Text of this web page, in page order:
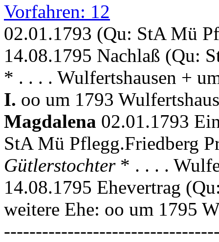
Vorfahren: 12
02.01.1793 (Qu: StA Mü
14.08.1795 Nachlaß (Qu:
* . . . . Wulfertshausen +
I. oo um 1793
Magdalena 02.01.1793
StA Mü Pflegg.Friedberg
Gütlerstochter * . . . .
14.08.1795 Ehevertrag
weitere Ehe: oo um 1795